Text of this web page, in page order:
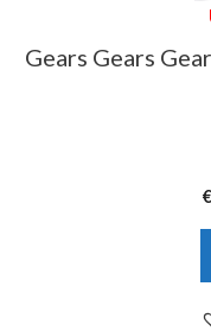
Gears Gears
€